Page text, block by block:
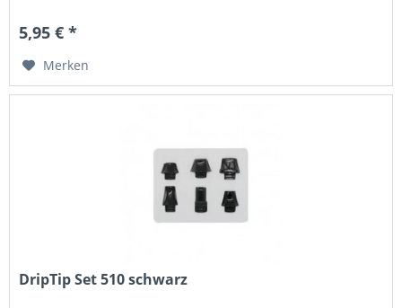
5,95 € *
Merken
DripTip Set 510 schwarz